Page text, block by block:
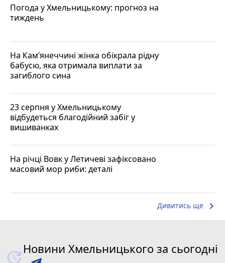
Погода у Хмельницькому: прогноз на
тиждень
На Кам’янеччині жінка обікрала рідну
бабусю, яка отримала виплати за
загиблого сина
23 серпня у Хмельницькому
відбудеться благодійний забіг у
вишиванках
На річці Вовк у Летичеві зафіксовано
масовий мор риби: деталі
Дивитись ще keyboard_arrow_right
Новини Хмельницького за сьогодні